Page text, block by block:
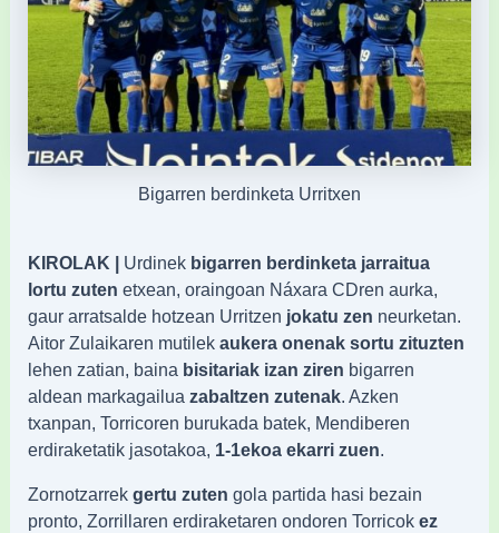
Bigarren berdinketa Urritxen
KIROLAK | Urdinek bigarren berdinketa jarraitua
lortu zuten etxean, oraingoan Náxara CDren aurka,
gaur arratsalde hotzean Urritzen jokatu zen neurketan.
Aitor Zulaikaren mutilekaukera onenak sortu zituzten
lehen zatian, baina bisitariak izan ziren bigarren
aldean markagailuazabaltzen zutenak. Azken
txanpan, Torricoren burukada batek, Mendiberen
erdiraketatik jasotakoa, 1-1ekoa ekarri zuen.
Zornotzarrekgertu zuten gola partida hasi bezain
pronto, Zorrillaren erdiraketaren ondoren Torricokez